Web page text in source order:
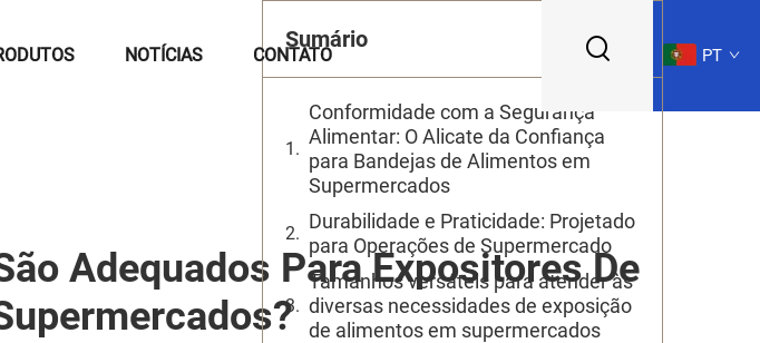
NOTÍCIAS CONTATO PT
Adequados Para Expositores De
Sumário
Conformidade com a Segurança
Alimentar: O Alicate da Confiança
para Bandejas de Alimentos em
Supermercados
Durabilidade e Praticidade: Projetado
para Operações de Supermercado
Tamanhos versáteis para atender às
diversas necessidades de exposição
de alimentos em supermercados